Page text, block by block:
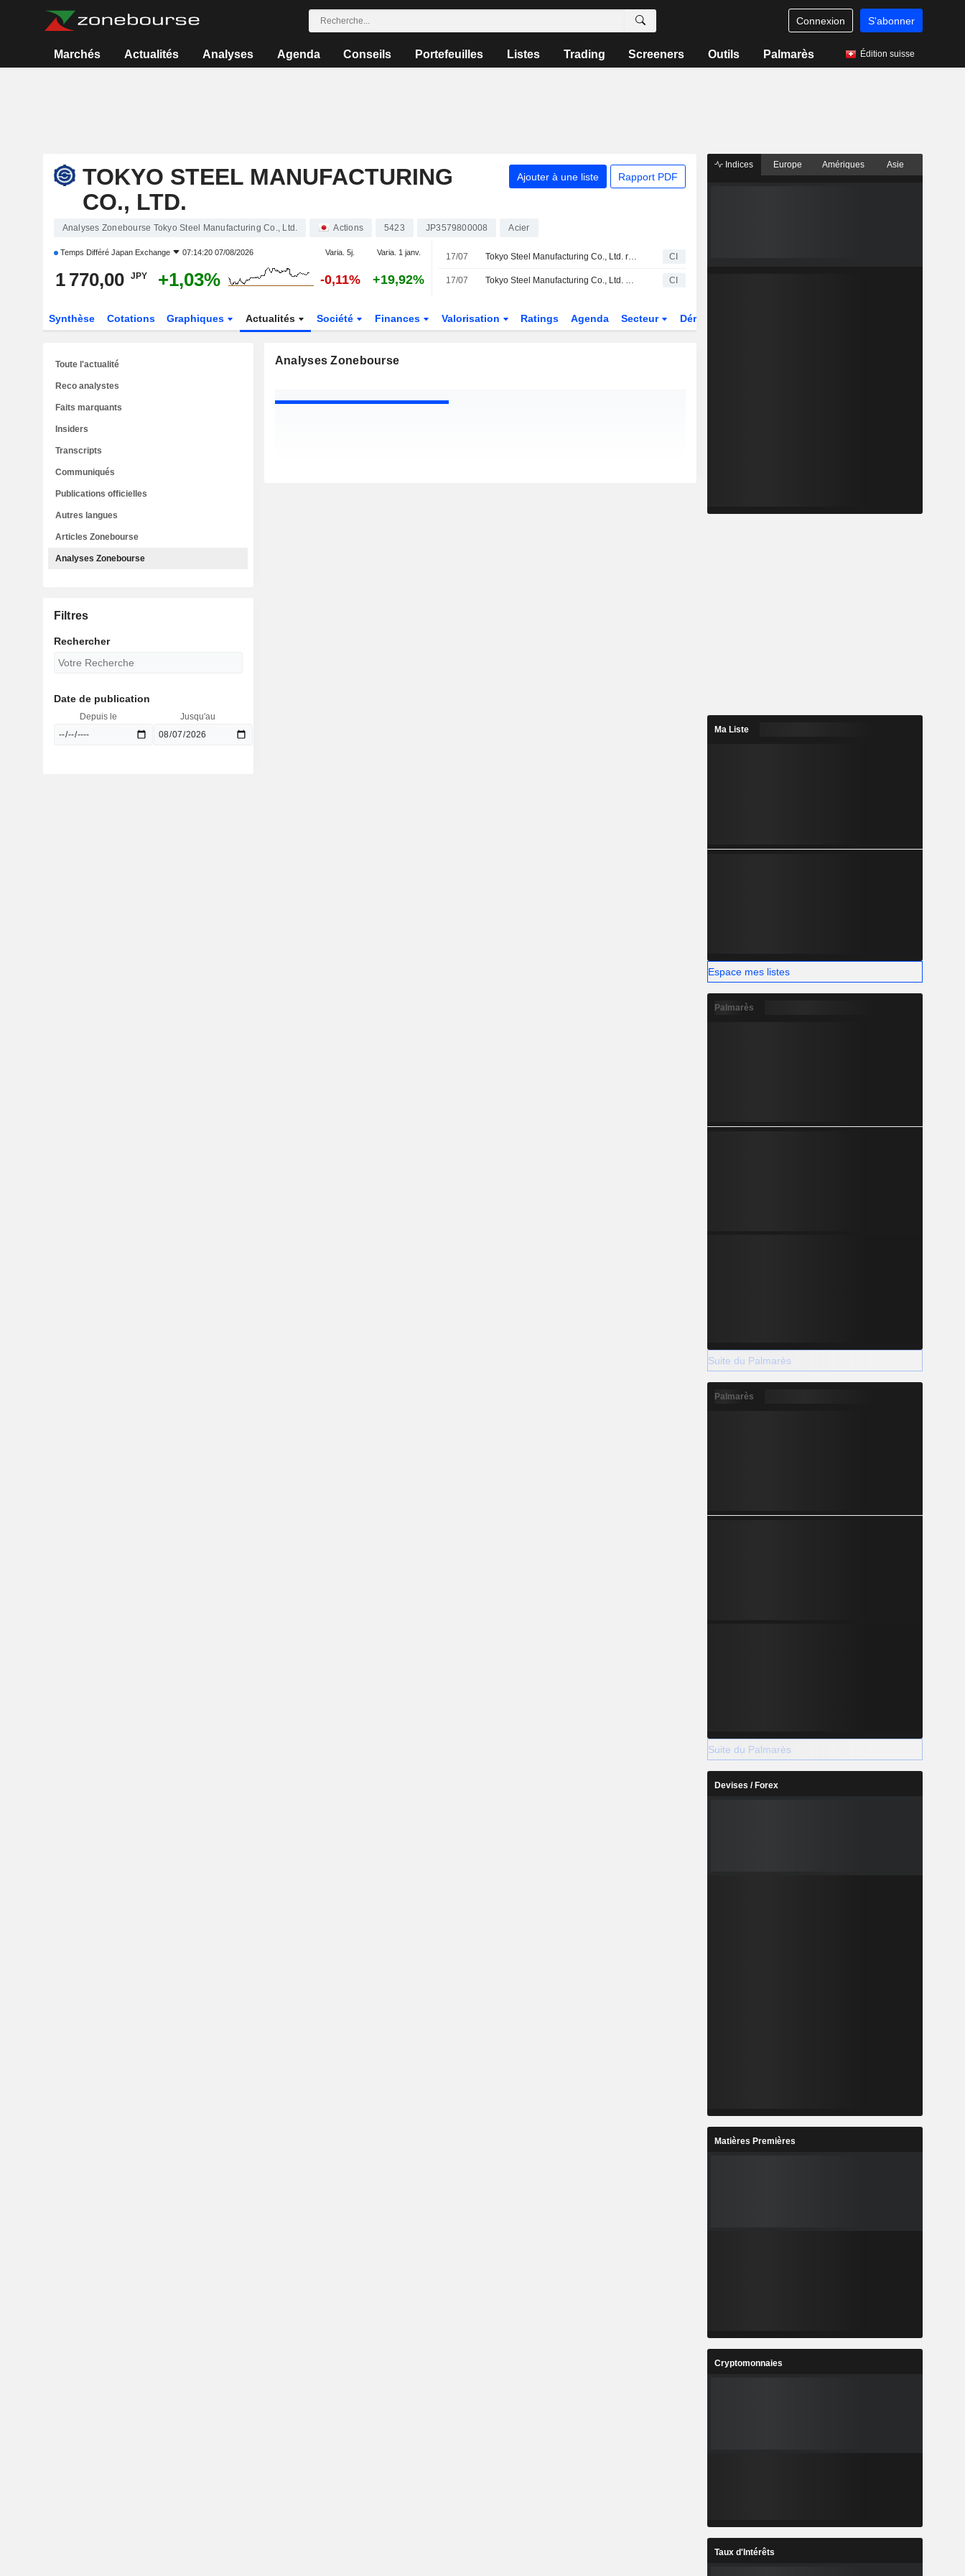
Connexion S'abonner
Marchés Actualités Analyses Agenda Conseils Portefeuilles Listes Trading Screeners Outils Palmarès Édition suisse
TOKYO STEEL MANUFACTURING
CO., LTD.
Ajouter à une liste Rapport PDF
Analyses Zonebourse Tokyo Steel Manufacturing Co., Ltd. Actions 5423 JP3579800008 Acier
Temps Différé Japan Exchange 07:14:20 07/08/2026 Varia. 5j. Varia. 1 janv.
1 770,00 JPY +1,03% -0,11% +19,92%
17/07 Tokyo Steel Manufacturing Co., Ltd. révise ses prévisions de résultats non consolidés pour le deuxième trimestre (cumulé) clos le 30 septembre 2026 et pour l'exercice complet s'achevant le 31 mars 2027 CI
17/07 Tokyo Steel Manufacturing Co., Ltd. publie ses résultats pour le premier trimestre clos le 30 juin 2026 CI
Synthèse Cotations Graphiques Actualités Société Finances Valorisation Ratings Agenda Secteur Dérivés
Analyses Zonebourse
Toute l'actualité
Reco analystes
Faits marquants
Insiders
Transcripts
Communiqués
Publications officielles
Autres langues
Articles Zonebourse
Analyses Zonebourse
Filtres
Rechercher
Date de publication
Depuis le Jusqu'au
Indices Europe Amériques Asie
Ma Liste
Espace mes listes
Palmarès
Suite du Palmarès
Palmarès
Suite du Palmarès
Devises / Forex
Matières Premières
Cryptomonnaies
Taux d'Intérêts